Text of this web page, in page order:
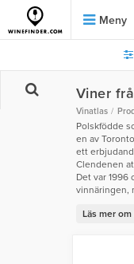
Meny
Viner
Vinatlas
Polskfödde
en av
ett
Clendenen
Det var 1996
vinnäringen,
Läs mer om